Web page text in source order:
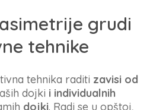
grudi
tehnike
tehnika raditi zavisi od
dojki i individualnih
dojki. Radi se u opštoj,